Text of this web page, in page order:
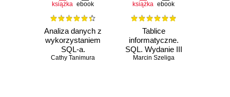
książka ebook
Analiza danych z
wykorzystaniem
SQL-a.
Zaawansowane
Cathy Tanimura
książka ebook
Tablice
informatyczne.
SQL. Wydanie III
Marcin Szeliga